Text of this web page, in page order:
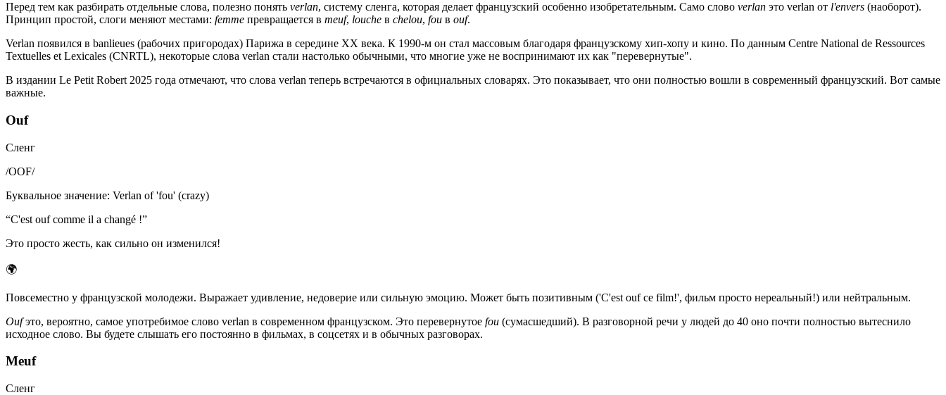
Перед тем как разбирать отдельные слова, полезно понять verlan, систему сленга, которая делает французский особенно изобретательным. Само слово verlan это verlan от l'envers (наоборот).
Принцип простой, слоги меняют местами: femme превращается в meuf, louche в chelou, fou в ouf.
Verlan появился в banlieues (рабочих пригородах) Парижа в середине XX века. К 1990-м он стал массовым благодаря французскому хип-хопу и кино. По данным Centre National de Ressources
Textuelles et Lexicales (CNRTL), некоторые слова verlan стали настолько обычными, что многие уже не воспринимают их как "перевернутые".
В издании Le Petit Robert 2025 года отмечают, что слова verlan теперь встречаются в официальных словарях. Это показывает, что они полностью вошли в современный французский. Вот самые
важные.
Ouf
Сленг
/OOF/
Буквальное значение: Verlan of 'fou' (crazy)
“C'est ouf comme il a changé !”
Это просто жесть, как сильно он изменился!
🌍
Повсеместно у французской молодежи. Выражает удивление, недоверие или сильную эмоцию. Может быть позитивным ('C'est ouf ce film!', фильм просто нереальный!) или нейтральным.
Oufэто, вероятно, самое употребимое слово verlan в современном французском. Это перевернутое fou (сумасшедший). В разговорной речи у людей до 40 оно почти полностью вытеснило
исходное слово. Вы будете слышать его постоянно в фильмах, в соцсетях и в обычных разговорах.
Meuf
Сленг